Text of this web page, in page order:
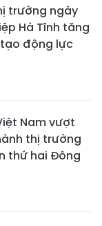
trường ngày
Hà Tĩnh tăng
tạo động lực
Nam vượt
thị trường
thứ hai Đông